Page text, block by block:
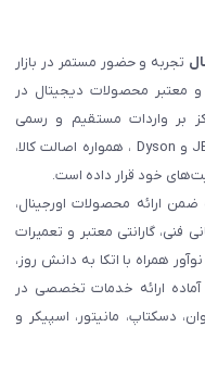
تجربه و حضور مستمر در بازار
و معتبر محصولات دیجیتال در
بر واردات مستقیم و رسمی
محصولات برندهای مطرح جهانی نظیر JBL ، HP و Dyson ، همواره اصالت کالا،
خود قرار داده است.
ضمن ارائه محصولات اورجینال،
گارانتی معتبر و تعمیرات
همراه با اتکا به دانش روز،
ارائه خدمات تخصصی در
دسکتاپ، مانیتور، اسپیکر و